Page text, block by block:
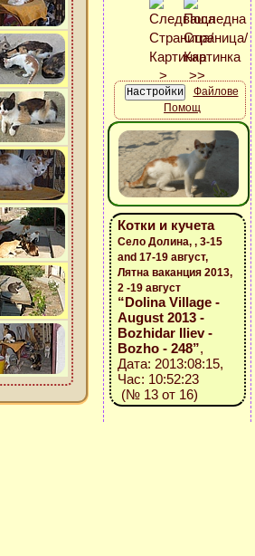
Файлове
Помощ
Котки и кучета
Село Долина, , 3-15
and 17-19 август,
Лятна ваканция 2013,
2 -19 август
“Dolina Village -
August 2013 -
Bozhidar Iliev -
Bozho - 248”,
Дата: 2013:08:15,
Час: 10:52:23
(№ 13 от 16)